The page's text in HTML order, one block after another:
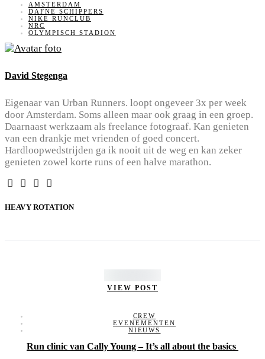
AMSTERDAM
DAFNE SCHIPPERS
NIKE RUNCLUB
NRC
OLYMPISCH STADION
David Stegenga
Eigenaar van Urban Runners. loopt ongeveer 3x per week
door Amsterdam. Soms alleen maar ook graag in een groep.
Daarnaast werkzaam als freelance fotograaf. Kan genieten
van een drankje met vrienden of goed concert.
Hardloopwedstrijden ga ik nooit uit de weg en kan zeker
genieten zowel korte runs of een halve marathon.
HEAVY ROTATION
VIEW POST
CREW
EVENEMENTEN
NIEUWS
Run clinic van Cally Young – It’s all about the basics